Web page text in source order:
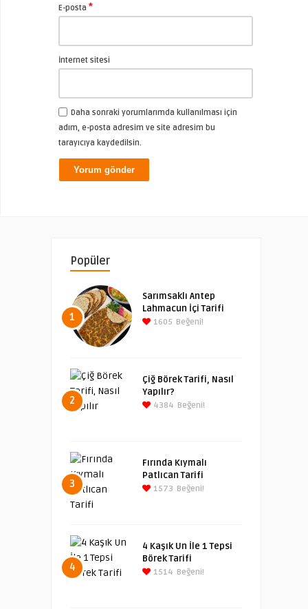
E-posta *
İnternet sitesi
Daha sonraki yorumlarımda kullanılması için
adım, e-posta adresim ve site adresim bu
tarayıcıya kaydedilsin.
Popüler
1
Sarımsaklı Antep
Lahmacun İçi Tarifi
1605 Beğeni!
2
Çiğ Börek Tarifi, Nasıl
Yapılır?
4384 Beğeni!
3
Fırında Kıymalı
Patlıcan Tarifi
1573 Beğeni!
4
4 Kaşık Un İle 1 Tepsi
Börek Tarifi
1514 Beğeni!